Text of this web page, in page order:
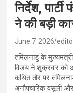
निर्देश,
ने की बड़ी
June 7, 2026
तमिलनाडु के
विजय ने शुक्रवार को
कथित तौर पर
अनौपचारिक वसूली